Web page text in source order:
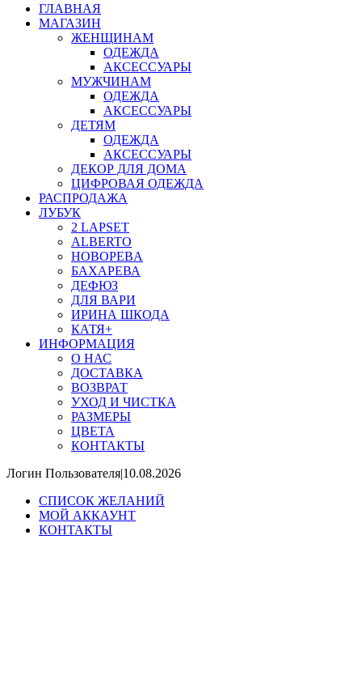
ГЛАВНАЯ
МАГАЗИН
ЖЕНЩИНАМ
ОДЕЖДА
АКСЕССУАРЫ
МУЖЧИНАМ
ОДЕЖДА
АКСЕССУАРЫ
ДЕТЯМ
ОДЕЖДА
АКСЕССУАРЫ
ДЕКОР ДЛЯ ДОМА
ЦИФРОВАЯ ОДЕЖДА
РАСПРОДАЖА
ЛУБУК
2 LAPSET
ALBERTO
HOBOPEBA
БАХАРЕВА
ДЕФЮЗ
ДЛЯ ВАРИ
ИРИНА ШКОДА
КАТЯ+
ИНФОРМАЦИЯ
О НАС
ДОСТАВКА
ВОЗВРАТ
УХОД И ЧИСТКА
РАЗМЕРЫ
ЦВЕТА
КОНТАКТЫ
Логин Пользователя|10.08.2026
CПИСОК ЖЕЛАНИЙ
МОЙ АККАУНТ
КОНТАКТЫ